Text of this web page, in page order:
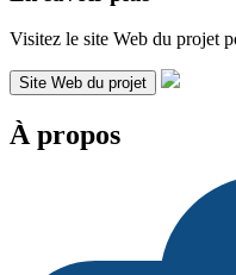
Visitez le site Web du projet
Site Web du projet
À propos